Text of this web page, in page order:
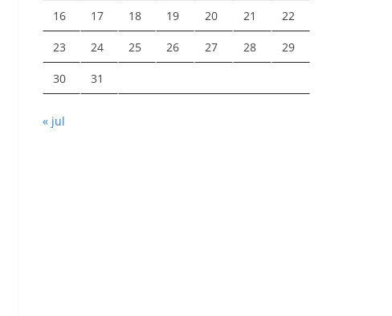
16 17 18 19 20 21 22
23 24 25 26 27 28 29
30 31
« jul